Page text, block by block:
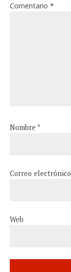
Comentario *
Nombre *
Correo electrónico
Web